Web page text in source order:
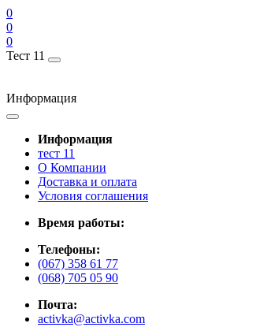
0
0
0
Тест 11
Информация
Информация
тест 11
О Компании
Доставка и оплата
Условия соглашения
Время работы:
Телефоны:
(067) 358 61 77
(068) 705 05 90
Почта:
activka@activka.com